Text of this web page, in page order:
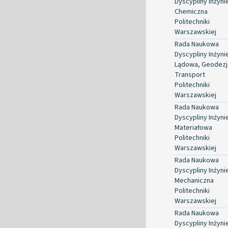
Chemiczna
Politechniki
Warszawskiej
Rada Naukowa
Dyscypliny
Lądowa,
Transport
Politechniki
Warszawskiej
Rada Naukowa
Dyscypliny
Materiałowa
Politechniki
Warszawskiej
Rada Naukowa
Dyscypliny
Mechaniczna
Politechniki
Warszawskiej
Rada Naukowa
Dyscypliny